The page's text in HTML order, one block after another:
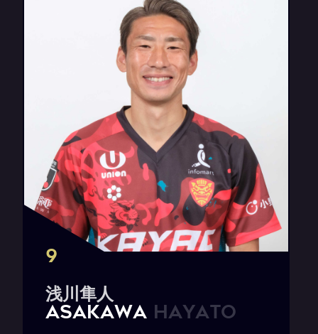
9
浅川隼人
ASAKAWA Hayato